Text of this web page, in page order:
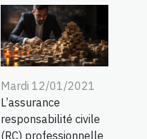
Mardi 12/01/2021
L’assurance
responsabilité civile
(RC) professionnelle